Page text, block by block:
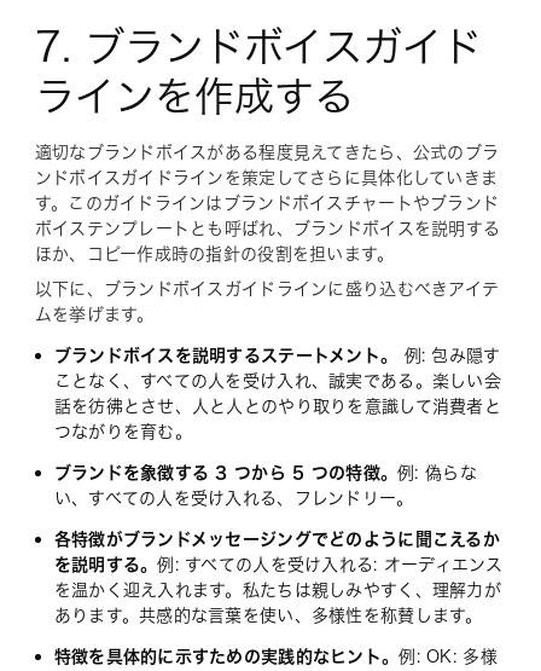
7. ブランドボイスガイド
ラインを作成する
適切なブランドボイスがある程度見えてきたら、公式のブラ
ンドボイスガイドラインを策定してさらに具体化していきま
す。このガイドラインはブランドボイスチャートやブランド
ボイステンプレートとも呼ばれ、ブランドボイスを説明する
ほか、コピー作成時の指針の役割を担います。
以下に、ブランドボイスガイドラインに盛り込むべきアイテ
ムを挙げます。
ブランドボイスを説明するステートメント。 例:包み隠す
ことなく、すべての人を受け入れ、誠実である。楽しい会
話を彷彿とさせ、人と人とのやり取りを意識して消費者と
つながりを育む。
ブランドを象徴する 3 つから 5 つの特徴。例: 偽らな
い、すべての人を受け入れる、フレンドリー。
各特徴がブランドメッセージングでどのように聞こえるか
を説明する。例: すべての人を受け入れる: オーディエンス
を温かく迎え入れます。私たちは親しみやすく、理解力が
あります。共感的な言葉を使い、多様性を称賛します。
特徴を具体的に示すための実践的なヒント。例:OK: 多様